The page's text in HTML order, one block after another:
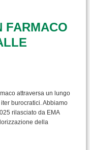
FARMACO
attraversa un lungo
burocratici. Abbiamo
rilasciato da EMA
della